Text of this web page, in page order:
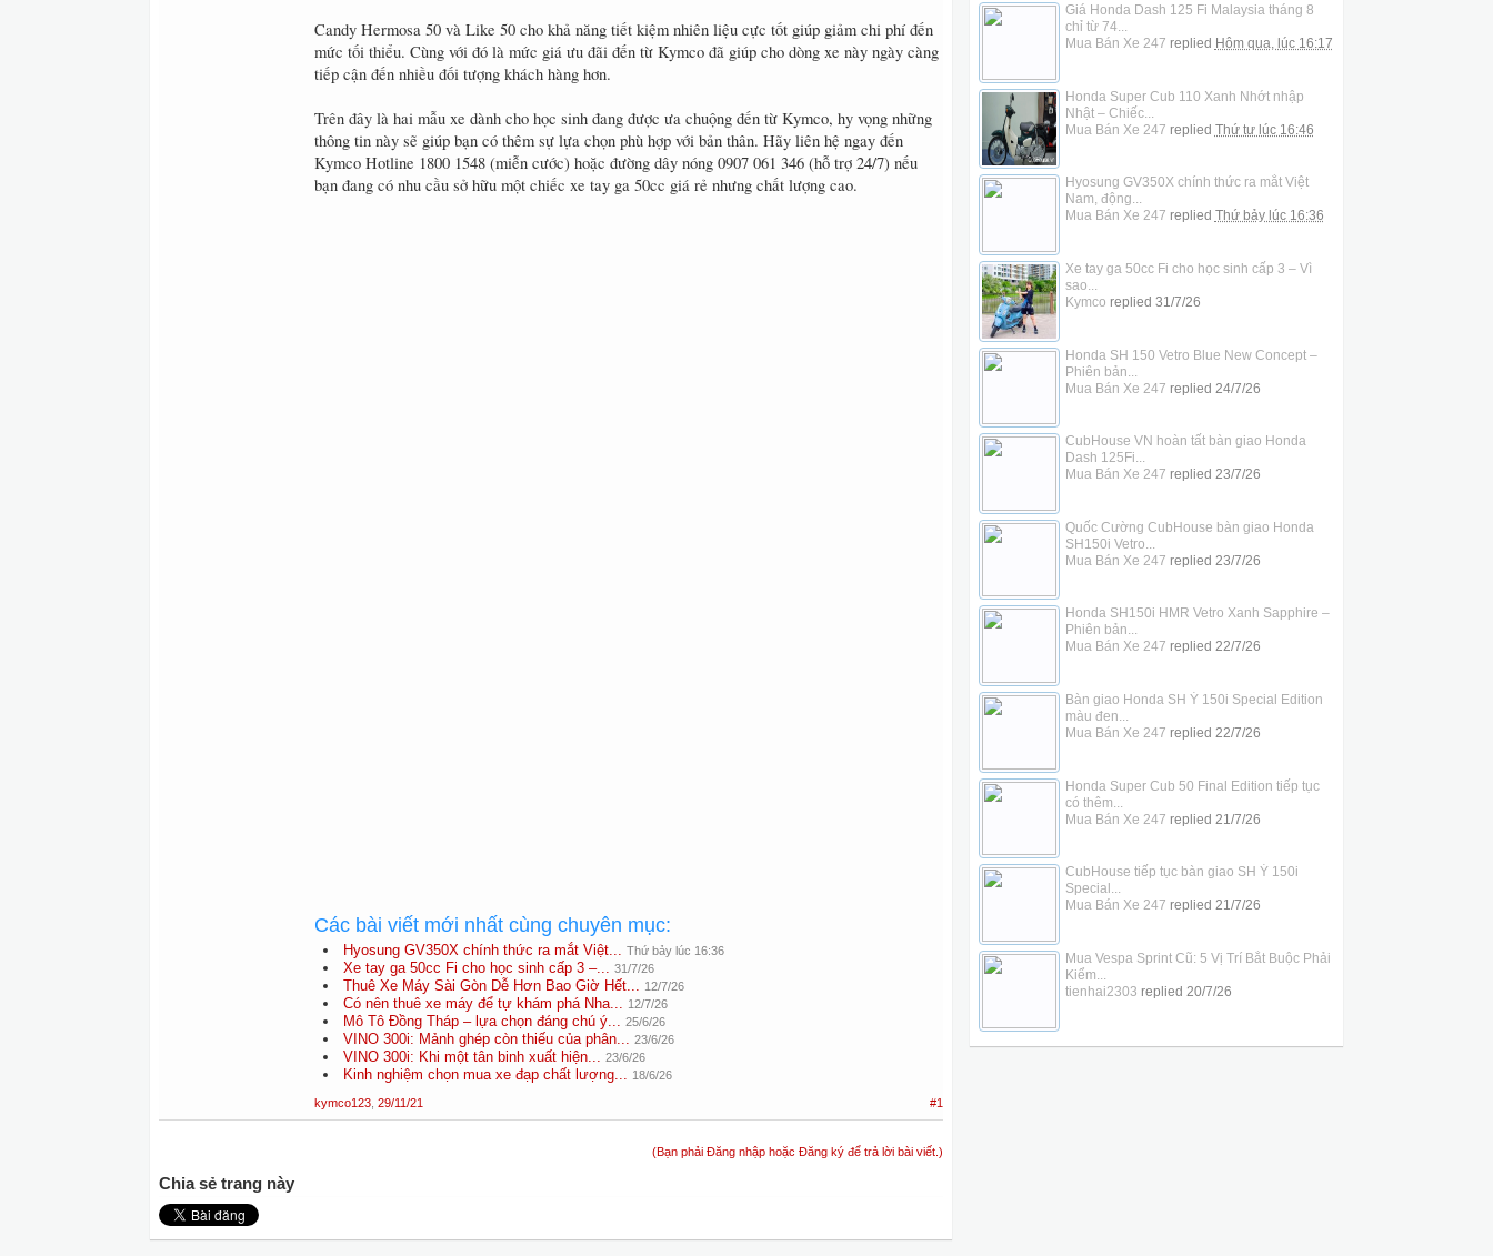
Candy Hermosa 50 và Like 50 cho khả năng tiết kiệm nhiên liệu cực tốt giúp giảm chi phí đến
mức tối thiểu. Cùng với đó là mức giá ưu đãi đến từ Kymco đã giúp cho dòng xe này ngày càng
tiếp cận đến nhiều đối tượng khách hàng hơn.
Trên đây là hai mẫu xe dành cho học sinh đang được ưa chuộng đến từ Kymco, hy vọng những
thông tin này sẽ giúp bạn có thêm sự lựa chọn phù hợp với bản thân. Hãy liên hệ ngay đến
Kymco Hotline 1800 1548 (miễn cước) hoặc đường dây nóng 0907 061 346 (hỗ trợ 24/7) nếu
bạn đang có nhu cầu sở hữu một chiếc xe tay ga 50cc giá rẻ nhưng chất lượng cao.
Các bài viết mới nhất cùng chuyên mục:
Hyosung GV350X chính thức ra mắt Việt... Thứ bảy lúc 16:36
Xe tay ga 50cc Fi cho học sinh cấp 3 –... 31/7/26
Thuê Xe Máy Sài Gòn Dễ Hơn Bao Giờ Hết... 12/7/26
Có nên thuê xe máy để tự khám phá Nha... 12/7/26
Mô Tô Đồng Tháp – lựa chọn đáng chú ý... 25/6/26
VINO 300i: Mảnh ghép còn thiếu của phân... 23/6/26
VINO 300i: Khi một tân binh xuất hiện... 23/6/26
Kinh nghiệm chọn mua xe đạp chất lượng... 18/6/26
kymco123 29/11/21 #1
(Bạn phải Đăng nhập hoặc Đăng ký để trả lời bài viết.)
Chia sẻ trang này
Giá Honda Dash 125 Fi Malaysia tháng 8
chỉ từ 74...
Mua Bán Xe 247 replied Hôm qua, lúc 16:17
Honda Super Cub 110 Xanh Nhớt nhập
Nhật – Chiếc...
Mua Bán Xe 247 replied Thứ tư lúc 16:46
Hyosung GV350X chính thức ra mắt Việt
Nam, động...
Mua Bán Xe 247 replied Thứ bảy lúc 16:36
Xe tay ga 50cc Fi cho học sinh cấp 3 – Vì
sao...
Kymco replied 31/7/26
Honda SH 150 Vetro Blue New Concept –
Phiên bản...
Mua Bán Xe 247 replied 24/7/26
CubHouse VN hoàn tất bàn giao Honda
Dash 125Fi...
Mua Bán Xe 247 replied 23/7/26
Quốc Cường CubHouse bàn giao Honda
SH150i Vetro...
Mua Bán Xe 247 replied 23/7/26
Honda SH150i HMR Vetro Xanh Sapphire –
Phiên bản...
Mua Bán Xe 247 replied 22/7/26
Bàn giao Honda SH Ý 150i Special Edition
màu đen...
Mua Bán Xe 247 replied 22/7/26
Honda Super Cub 50 Final Edition tiếp tục
có thêm...
Mua Bán Xe 247 replied 21/7/26
CubHouse tiếp tục bàn giao SH Ý 150i
Special...
Mua Bán Xe 247 replied 21/7/26
Mua Vespa Sprint Cũ: 5 Vị Trí Bắt Buộc Phải
Kiểm...
tienhai2303 replied 20/7/26